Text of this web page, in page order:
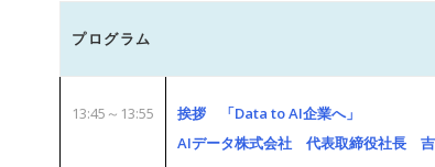
プログラム
13:45～13:55
挨拶 「Data to AI企業へ」
AIデータ株式会社 代表取締役社長